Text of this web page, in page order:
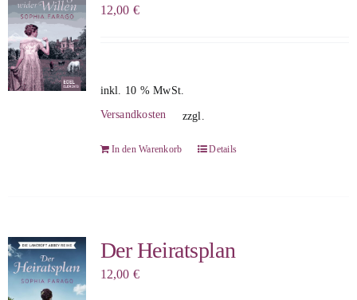
12,00 €
inkl. 10 % MwSt.
zzgl.
Versandkosten
In den Warenkorb Details
Der Heiratsplan
12,00 €